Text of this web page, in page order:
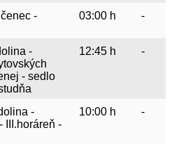
-
03:00 h -
-
- sedlo
12:45 h -
-
III.horáreň -
10:00 h -